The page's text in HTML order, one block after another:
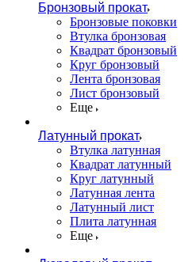
Бронзовый прокат
Бронзовые поковки
Втулка бронзовая
Квадрат бронзовый
Круг бронзовый
Лента бронзовая
Лист бронзовый
Еще
Латунный прокат
Втулка латунная
Квадрат латунный
Круг латунный
Латунная лента
Латунный лист
Плита латунная
Еще